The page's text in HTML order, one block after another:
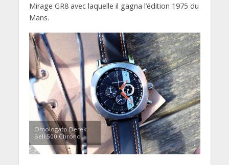
Mirage GR8 avec laquelle il gagna l’édition 1975 du
Mans.
Omologato Derek
Bell 500 Chrono